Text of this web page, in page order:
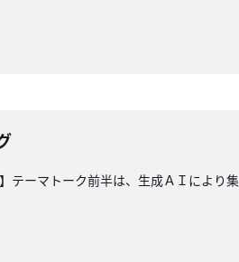
ーマトーク前半は、生成ＡＩにより